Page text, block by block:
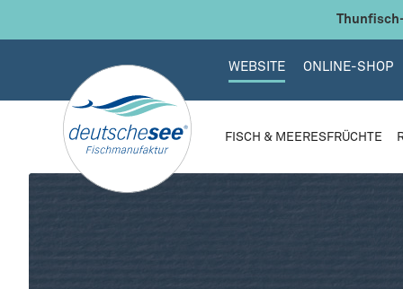
WEBSITE ONLINE-SHOP
FISCH & MEERESFRÜCHTE